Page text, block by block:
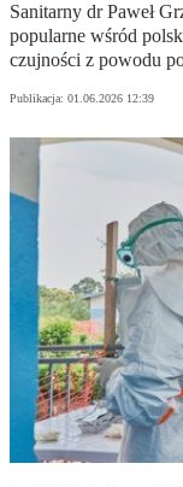
Sanitarny dr Paweł
popularne wśród
czujności z powodu
Publikacja: 01.06.2026 12:39